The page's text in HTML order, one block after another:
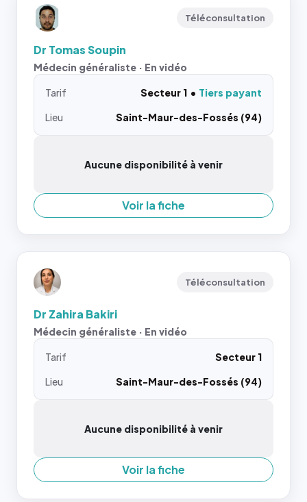
Téléconsultation
Dr Tomas Soupin
Médecin généraliste · En vidéo
Tarif Secteur 1
Tiers payant
Lieu
Saint-Maur-des-Fossés (94)
Aucune disponibilité à venir
Voir la fiche
Téléconsultation
Dr Zahira Bakiri
Médecin généraliste · En vidéo
Tarif
Secteur 1
Lieu
Saint-Maur-des-Fossés (94)
Aucune disponibilité à venir
Voir la fiche